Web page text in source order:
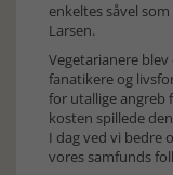
enkeltes såvel
Larsen.
Vegetarianere
fanatikere og
for utallige angreb
kosten spillede
I dag ved vi bedre
vores samfunds